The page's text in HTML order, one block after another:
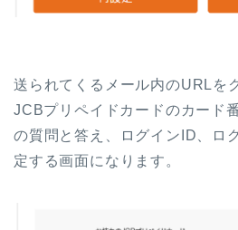
送られてくるメール内のURLを
JCBプリペイドカードのカード
の質問と答え、ログインID、ロ
定する画面になります。